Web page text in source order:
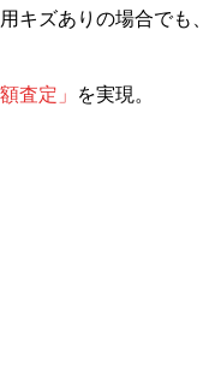
キズありの場合でも、
査定」 を実現。